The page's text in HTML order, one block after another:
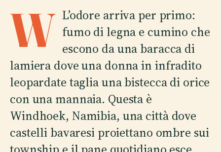
W L’odore arriva per primo:
fumo di legna e cumino che
escono da una baracca di
lamiera dove una donna in infradito
leopardate taglia una bistecca di orice
con una mannaia. Questa è
Windhoek, Namibia, una città dove
castelli bavaresi proiettano ombre sui